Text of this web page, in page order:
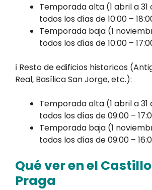
Temporada alta (1 abril a
todos los días de 10:00 –
Temporada baja (1
todos los días de 10:00 –
ℹ️ Resto de edificios historicos
Real, Basílica San Jorge, etc.):
Temporada alta (1 abril a
todos los días de 09:00 –
Temporada baja (1
todos los días de 09:00 –
Qué ver en el
Praga